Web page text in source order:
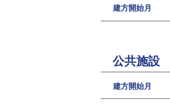
建方開始月
公共施設
建方開始月